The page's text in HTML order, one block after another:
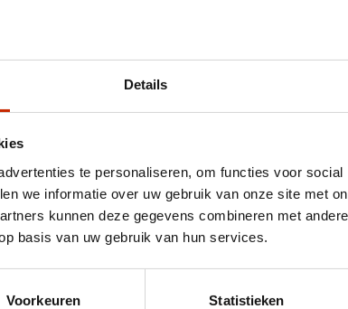
Details
te personaliseren, om functies voor
we informatie over uw gebruik van onze site met
kunnen deze gegevens combineren met
basis van uw gebruik van hun services.
Voorkeuren Statistieken